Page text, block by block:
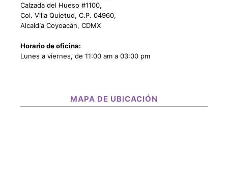
Calzada del Hueso #1100,
Col. Villa Quietud, C.P. 04960,
Alcaldía Coyoacán, CDMX
Horario de oficina:
Lunes a viernes, de 11:00 am a 03:00 pm
MAPA DE UBICACIÓN